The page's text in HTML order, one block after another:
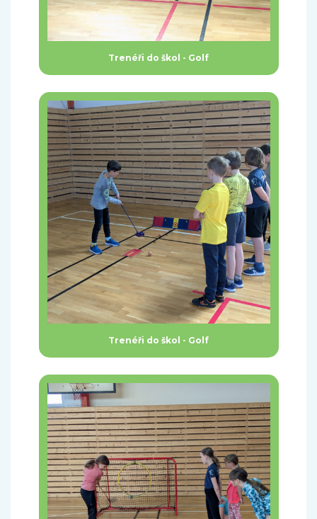
Trenéři do škol - Golf
Trenéři do škol - Golf